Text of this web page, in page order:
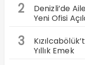
2
Denizli’de
Yeni Ofisi
3
Yıllık Emek